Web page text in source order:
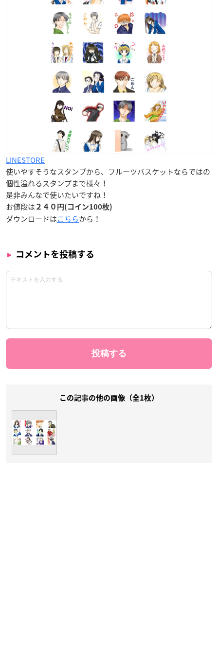
LINESTORE
使いやすそうなスタンプから、フルーツバスケットならではの
個性溢れるスタンプまで様々！
是非みんなで使いたいですね！
お値段は ２４０円(コイン100枚)
ダウンロードはこちらから！
コメントを投稿する
この記事の他の画像（全1枚）